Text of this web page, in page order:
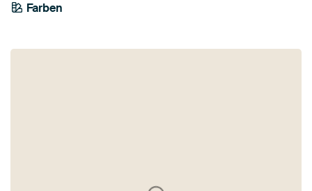
Farben
Rosa
Terrakotta
Mauve